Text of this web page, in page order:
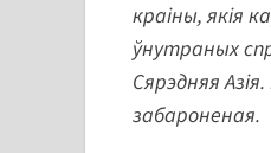
краіны, якія
ўнутраных
Сярэдняя
забароненая.